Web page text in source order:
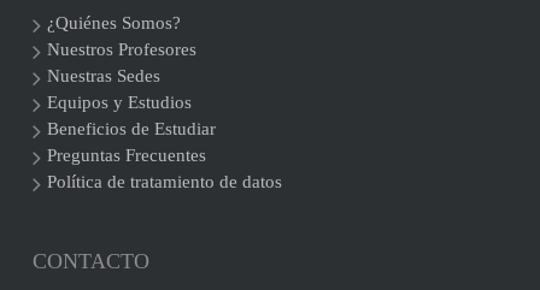
¿Quiénes Somos?
Nuestros Profesores
Nuestras Sedes
Equipos y Estudios
Beneficios de Estudiar
Preguntas Frecuentes
Política de tratamiento de datos
CONTACTO